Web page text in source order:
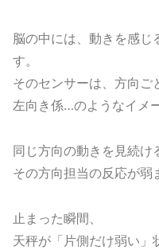
脳の中には、動きを感じ
す。
そのセンサーは、方向ご
左向き係…のようなイメ
同じ方向の動きを見続け
その方向担当の反応が弱
止まった瞬間、
天秤が「片側だけ弱い」